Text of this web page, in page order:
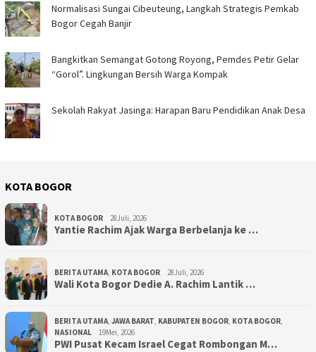
Normalisasi Sungai Cibeuteung, Langkah Strategis Pemkab
Bogor Cegah Banjir
Bangkitkan Semangat Gotong Royong, Pemdes Petir Gelar
“Gorol”. Lingkungan Bersih Warga Kompak ‎
Sekolah Rakyat Jasinga: Harapan Baru Pendidikan Anak Desa ‎
KOTA BOGOR
KOTA BOGOR 28Juli, 2026
‎Yantie Rachim Ajak Warga Berbelanja ke …
BERITA UTAMA, KOTA BOGOR 28Juli, 2026
‎Wali Kota Bogor Dedie A. Rachim Lantik …
BERITA UTAMA, JAWA BARAT, KABUPATEN BOGOR, KOTA BOGOR,
NASIONAL
19Mei, 2026
PWI Pusat Kecam Israel Cegat Rombongan M…